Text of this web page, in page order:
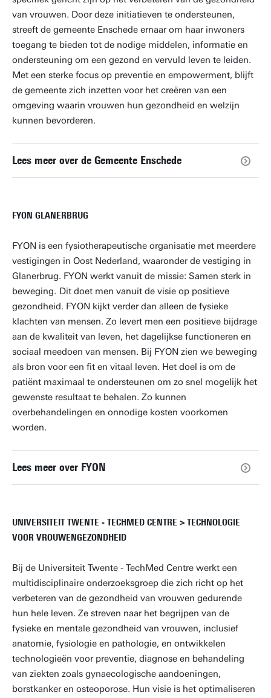
van vrouwen. Door deze initiatieven te ondersteunen,
streeft de gemeente Enschede ernaar om haar inwoners
toegang te bieden tot de nodige middelen, informatie en
ondersteuning om een gezond en vervuld leven te leiden.
Met een sterke focus op preventie en empowerment, blijft
de gemeente zich inzetten voor het creëren van een
omgeving waarin vrouwen hun gezondheid en welzijn
kunnen bevorderen.
Lees meer over de Gemeente Enschede
FYON GLANERBRUG
FYON is een fysiotherapeutische organisatie met meerdere
vestigingen in Oost Nederland, waaronder de vestiging in
Glanerbrug. FYON werkt vanuit de missie: Samen sterk in
beweging. Dit doet men vanuit de visie op positieve
gezondheid. FYON kijkt verder dan alleen de fysieke
klachten van mensen. Zo levert men een positieve bijdrage
aan de kwaliteit van leven, het dagelijkse functioneren en
sociaal meedoen van mensen. Bij FYON zien we beweging
als bron voor een fit en vitaal leven. Het doel is om de
patiënt maximaal te ondersteunen om zo snel mogelijk het
gewenste resultaat te behalen. Zo kunnen
overbehandelingen en onnodige kosten voorkomen
worden.
Lees meer over FYON
UNIVERSITEIT TWENTE - TECHMED CENTRE > TECHNOLOGIE
VOOR VROUWENGEZONDHEID
Bij de Universiteit Twente - TechMed Centre werkt een
multidisciplinaire onderzoeksgroep die zich richt op het
verbeteren van de gezondheid van vrouwen gedurende
hun hele leven. Ze streven naar het begrijpen van de
fysieke en mentale gezondheid van vrouwen, inclusief
anatomie, fysiologie en pathologie, en ontwikkelen
technologieën voor preventie, diagnose en behandeling
van ziekten zoals gynaecologische aandoeningen,
borstkanker en osteoporose. Hun visie is het optimaliseren